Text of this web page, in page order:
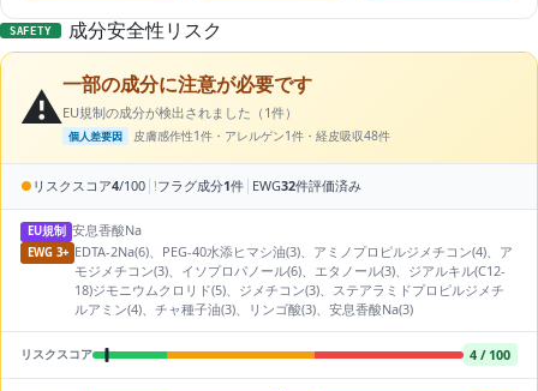
SAFETY 成分安全性リスク
⚠️一部の成分に注意が必要です
EU規制の成分が検出されました（1件）
個人差要因 皮膚感作性1件・アレルゲン1件・経皮吸収48件
● リスクスコア4/100 | !フラグ成分1件 | EWG32件評価済み
EU規制 安息香酸Na
EWG 3+ EDTA-2Na(6)、PEG-40水添ヒマシ油(3)、アミノプロピルジメチコン(4)、ア
モジメチコン(3)、イソプロパノール(6)、エタノール(3)、ジアルキル(C12-
18)ジモニウムクロリド(5)、ジメチコン(3)、ステアラミドプロピルジメチ
ルアミン(4)、チャ種子油(3)、リンゴ酸(3)、安息香酸Na(3)
リスクスコア 4 / 100